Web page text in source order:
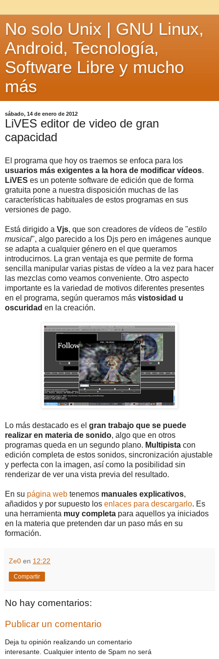
No solo Unix | GNU Linux,
Android, Tecnología,
Software Libre y mucho
más
sábado, 14 de enero de 2012
LiVES editor de video de gran
capacidad
El programa que hoy os traemos se enfoca para los
usuarios más exigentes a la hora de modificar vídeos.
LiVES es un potente software de edición que de forma
gratuita pone a nuestra disposición muchas de las
características habituales de estos programas en sus
versiones de pago.
Está dirigido a Vjs, que son creadores de vídeos de "estilo
musical", algo parecido a los Djs pero en imágenes aunque
se adapta a cualquier género en el que queramos
introducirnos. La gran ventaja es que permite de forma
sencilla manipular varias pistas de vídeo a la vez para hacer
las mezclas como veamos conveniente. Otro aspecto
importante es la variedad de motivos diferentes presentes
en el programa, según queramos más vistosidad u
oscuridad en la creación.
Lo más destacado es el gran trabajo que se puede
realizar en materia de sonido, algo que en otros
programas queda en un segundo plano. Multipista con
edición completa de estos sonidos, sincronización ajustable
y perfecta con la imagen, así como la posibilidad sin
renderizar de ver una vista previa del resultado.
En su página web tenemos manuales explicativos,
añadidos y por supuesto los enlaces para descargarlo. Es
una herramienta muy completa para aquellos ya iniciados
en la materia que pretenden dar un paso más en su
formación.
Ze0 en 12:22
Compartir
No hay comentarios:
Publicar un comentario
Deja tu opinión realizando un comentario
interesante. Cualquier intento de Spam no será